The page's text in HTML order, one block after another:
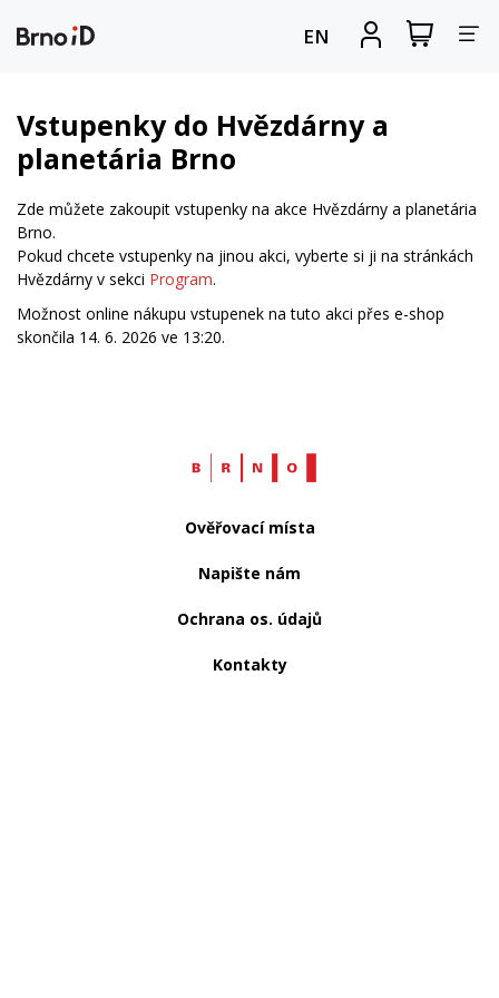
EN
Zobrazit
nákupní
Vstupenky do Hvězdárny a
planetária Brno
Zde můžete zakoupit vstupenky na akce Hvězdárny a planetária
Brno.
Pokud chcete vstupenky na jinou akci, vyberte si ji na stránkách
Hvězdárny v sekci Program.
Možnost online nákupu vstupenek na tuto akci přes e-shop
skončila 14. 6. 2026 ve 13:20.
Web
Ověřovací místa
Napište nám
Ochrana os. údajů
Kontakty